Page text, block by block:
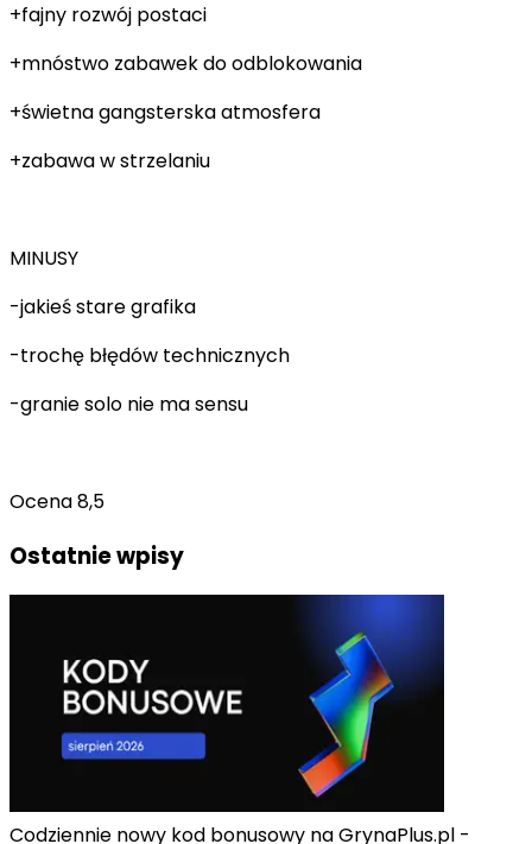
+fajny rozwój postaci
+mnóstwo zabawek do odblokowania
+świetna gangsterska atmosfera
+zabawa w strzelaniu
MINUSY
-jakieś staregrafika
-trochę błędów technicznych
-granie solo nie ma sensu
Ocena 8,5
Ostatnie wpisy
Codziennie nowy kod bonusowy na GrynaPlus.pl -